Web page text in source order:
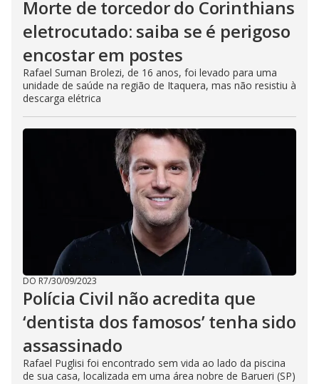
Morte de torcedor do Corinthians
eletrocutado: saiba se é perigoso
encostar em postes
Rafael Suman Brolezi, de 16 anos, foi levado para uma
unidade de saúde na região de Itaquera, mas não resistiu à
descarga elétrica
DO R7/30/09/2023
Polícia Civil não acredita que
‘dentista dos famosos’ tenha sido
assassinado
Rafael Puglisi foi encontrado sem vida ao lado da piscina
de sua casa, localizada em uma área nobre de Barueri (SP)